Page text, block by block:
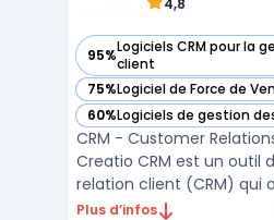
95%Logiciels CRM pour la
client
— voir Creatio CRM dans
75%Logiciel de Force de
— voir Creatio CRM dans
60%Logiciels de gestion
— voir Creatio CRM dans
CRM - Customer
Creatio CRM est un outil
relation client (CRM) qui
à gérer efficacement
Plus d’infos